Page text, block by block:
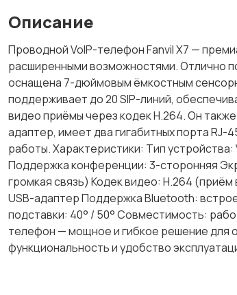
Описание
Проводной VoIP-телефон Fanvil X7 —
расширенными возможностями. Отлично
оснащена 7-дюймовым ёмкостным
поддерживает до 20 SIP-линий,
видео приёмы через кодек H.264. Он
адаптер, имеет два гигабитных порта RJ-
работы. Характеристики: Тип
Поддержка конференции: 3-сторонняя
громкая связь) Кодек видео: H.264
USB-адаптер Поддержка Bluetooth:
подставки: 40° / 50° Совместимость:
телефон — мощное и гибкое решение для
функциональность и удобство